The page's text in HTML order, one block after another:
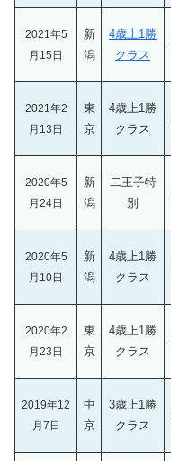
2021年5
月15日
新
潟
4歳上1勝
クラス
2021年2
月13日
東
京
4歳上1勝
クラス
2020年5
月24日
新
潟
二王子特
別
2020年5
月10日
新
潟
4歳上1勝
クラス
2020年2
月23日
東
京
4歳上1勝
クラス
2019年12
月7日
中
京
3歳上1勝
クラス